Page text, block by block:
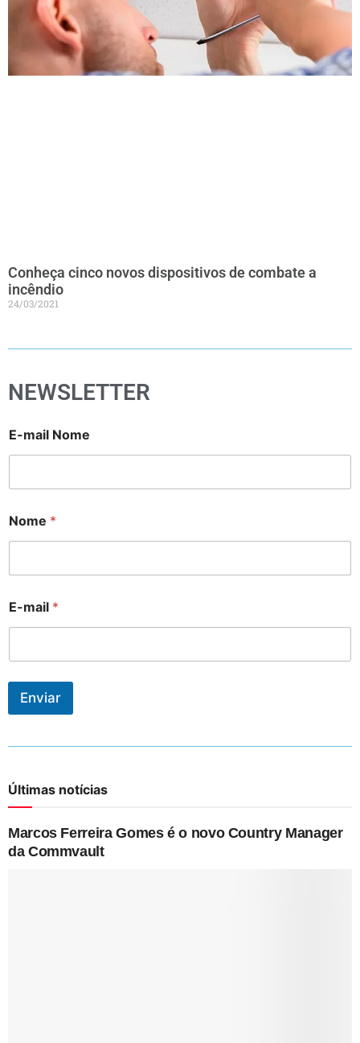
Conheça cinco novos dispositivos de combate a
incêndio
24/03/2021
NEWSLETTER
E-mail Nome
Nome *
E-mail *
Enviar
Últimas notícias
Marcos Ferreira Gomes é o novo Country Manager
da Commvault